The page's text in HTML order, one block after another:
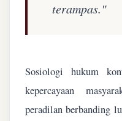
terampas."
Sosiologi hukum
kepercayaan
peradilan berbanding